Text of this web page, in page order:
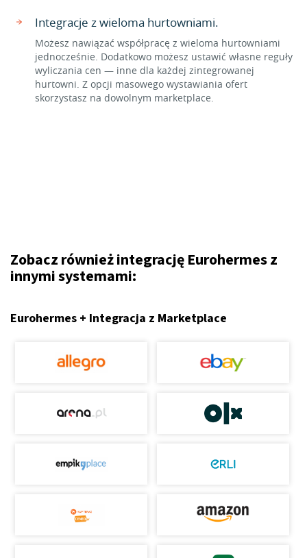
Integracje z wieloma hurtowniami.
Możesz nawiązać współpracę z wieloma hurtowniami
jednocześnie. Dodatkowo możesz ustawić własne reguły
wyliczania cen — inne dla każdej zintegrowanej
hurtowni. Z opcji masowego wystawiania ofert
skorzystasz na dowolnym marketplace.
Zobacz również integrację Eurohermes z
innymi systemami:
Eurohermes + Integracja z Marketplace